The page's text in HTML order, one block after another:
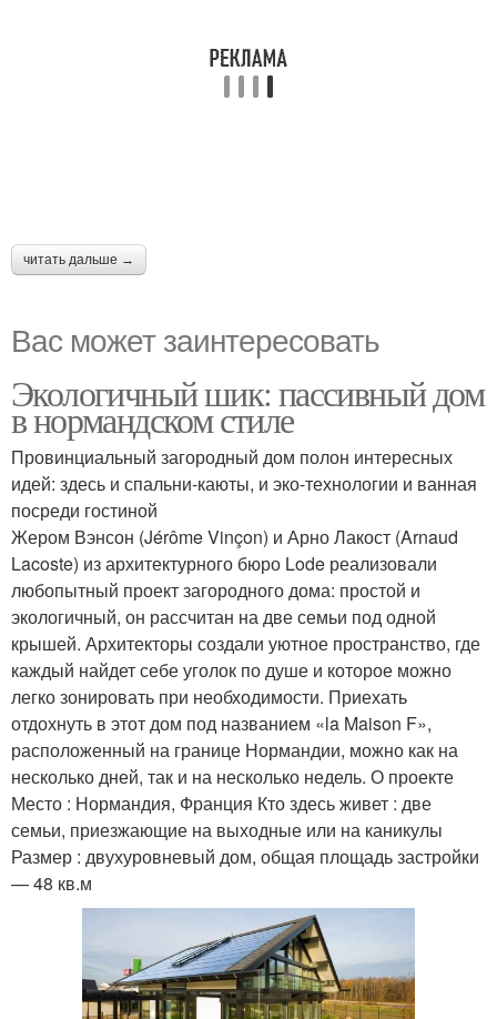
читать дальше →
Вас может заинтересовать
Экологичный шик: пассивный дом
в нормандском стиле
Провинциальный загородный дом полон интересных
идей: здесь и спальни-каюты, и эко-технологии и ванная
посреди гостиной
Жером Вэнсон (Jérôme Vinçon) и Арно Лакост (Arnaud
Lacoste) из архитектурного бюро Lode реализовали
любопытный проект загородного дома: простой и
экологичный, он рассчитан на две семьи под одной
крышей. Архитекторы создали уютное пространство, где
каждый найдет себе уголок по душе и которое можно
легко зонировать при необходимости. Приехать
отдохнуть в этот дом под названием «la Maison F»,
расположенный на границе Нормандии, можно как на
несколько дней, так и на несколько недель. О проекте
Место : Нормандия, Франция Кто здесь живет : две
семьи, приезжающие на выходные или на каникулы
Размер : двухуровневый дом, общая площадь застройки
— 48 кв.м